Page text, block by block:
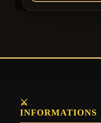
plusieurs
options
⚔️
INFORMATIONS